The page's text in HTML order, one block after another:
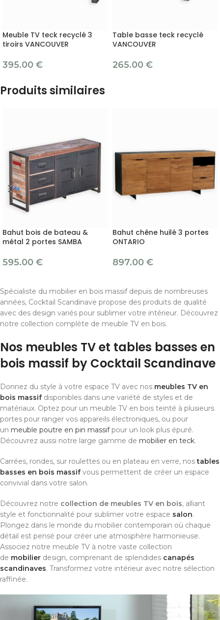
Meuble TV teck recyclé 3
tiroirs VANCOUVER
395.00 €
Table basse teck recyclé
VANCOUVER
265.00 €
Produits similaires
Bahut bois de bateau &
métal 2 portes SAMBA
595.00 €
Bahut chêne huilé 3 portes
ONTARIO
897.00 €
Spécialiste du mobilier en bois massif depuis de nombreuses
années, Cocktail Scandinave propose des produits de qualité
avec des design variés pour sublimer votre intérieur. Découvrez
notre collection complète de meuble TV en bois.
Nos meubles TV et tables basses en
bois massif by Cocktail Scandinave
Donnez du style à votre espace TV avec nos meubles TV en
bois massifdisponibles dans une variété de styles et de
matériaux. Optez pour un meuble TV en bois teinté à plusieurs
portes pour ranger vos appareils électroniques, ou pour
un meuble poutre en pin massifpour un look plus épuré.
Découvrez aussi notre large gamme de mobilier en teck.
Carrées, rondes, sur roulettes ou en plateau en verre, nostables
basses en bois massifvous permettent de créer un espace
convivial dans votre salon.
Découvrez notre collection de meubles TV en bois, alliant
style et fonctionnalité pour sublimer votre espace salon.
Plongez dans le monde du mobilier contemporain où chaque
détail est pensé pour créer une atmosphère harmonieuse.
Associez notre meuble TV à notre vaste collection
de mobilier design, comprenant de splendides canapés
scandinaves. Transformez votre intérieur avec notre sélection
raffinée.